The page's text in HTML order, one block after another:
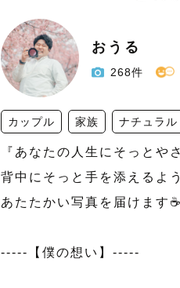
おうる
268件
カップル 家族 ナチュラル
『あなたの人生にそっとや
背中にそっと手を添えるよ
あたたかい写真を届けます☕
-----【僕の想い】-----